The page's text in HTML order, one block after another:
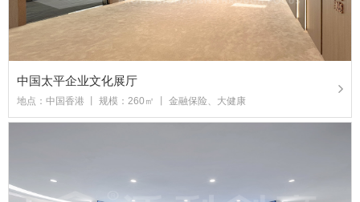
中国太平企业文化展厅
地点：中国香港 丨 规模：260㎡ 丨 金融保险、大健康